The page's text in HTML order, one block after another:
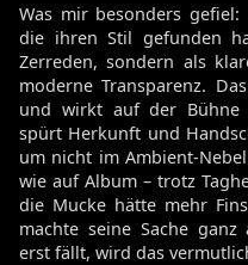
Was mir besonders gefiel:
die ihren Stil gefunden
Zerreden, sondern als
moderne Transparenz.
und wirkt auf der Bühne
spürt Herkunft und
um nicht im Ambient-
wie auf Album – trotz
die Mucke hätte mehr
machte seine Sache
erst fällt, wird das